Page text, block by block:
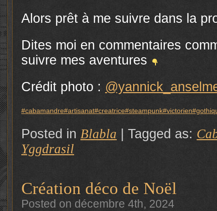
Alors prêt à me suivre dans la
Dites moi en commentaires
suivre mes aventures
Crédit photo :
#cabamandre#artisanat#creatrice#steampunk#victorien
Posted in Blabla Tagged as:
Yggdrasil
Création déco de Noël
Posted on décembre 4th, 2024